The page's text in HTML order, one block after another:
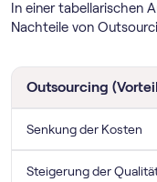
In einer tabellarischen
Nachteile von
Outsourcing
Senkung der Kosten
Steigerung der